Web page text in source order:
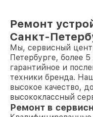
Ремонт
Санкт-
Мы, сервисный
Петербурге, более
гарантийное и
техники бренда.
высокое качество,
высококлассный
Ремонт в